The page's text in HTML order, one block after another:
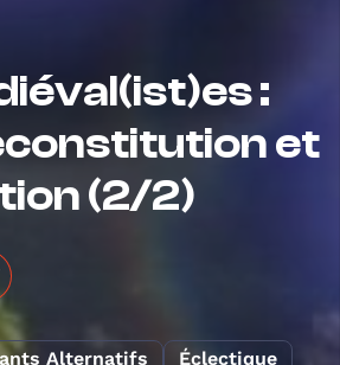
:
et
(2/2)
Alternatifs
Éclectique